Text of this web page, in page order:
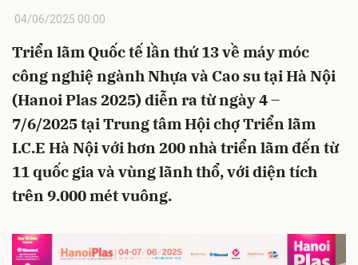
04/06/2025 00:00
Triển lãm Quốc tế lần thứ 13 về máy móc
công nghiệ ngành Nhựa và Cao su tại Hà Nội
(Hanoi Plas 2025) diễn ra từ ngày 4 –
7/6/2025 tại Trung tâm Hội chợ Triển lãm
I.C.E Hà Nội với hơn 200 nhà triển lãm đến từ
11 quốc gia và vùng lãnh thổ, với diện tích
trên 9.000 mét vuông.
Hủy